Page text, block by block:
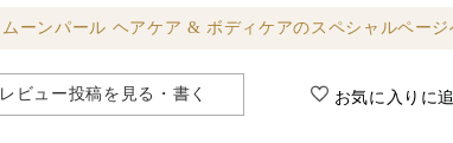
ムーンパール ヘアケア & ボディケアのスペシャルページ
レビュー投稿を見る・書く お気に入りに